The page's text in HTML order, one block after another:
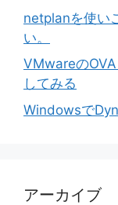
netplanを使い
い。
VMwareの
してみる
Windowsで
アーカイブ